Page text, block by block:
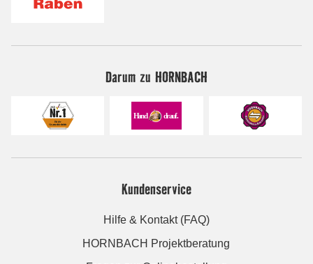
Darum zu HORNBACH
Kundenservice
Hilfe & Kontakt (FAQ)
HORNBACH Projektberatung